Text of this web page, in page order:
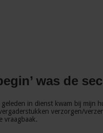
was de
in dienst kwam bij mijn
verzorgen/
vraagbaak.